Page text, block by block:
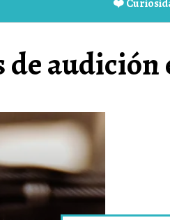
❤️
audición